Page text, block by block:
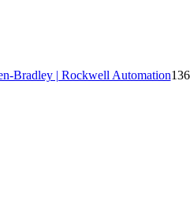
Bradley | Rockwell Automation136